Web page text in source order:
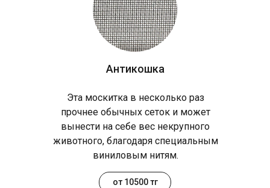
Антикошка
Эта москитка в несколько раз
прочнее обычных сеток и может
вынести на себе вес некрупного
животного, благодаря специальным
виниловым нитям.
от 10500 тг